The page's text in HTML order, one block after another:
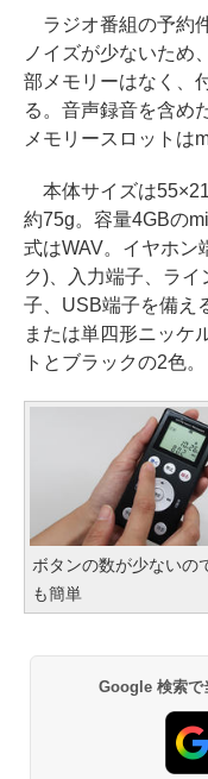
ラジオ番組の予約
ノイズが少ないため
部メモリーはなく、
る。音声録音を含め
メモリースロットは
本体サイズは
約75g。容量4GBの
式はWAV。イヤホン
ク)、入力端子、ラ
子、USB端子を備え
または単四形ニッケ
トとブラックの2色。
ボタンの数が少ないの
も簡単
Google 検索で